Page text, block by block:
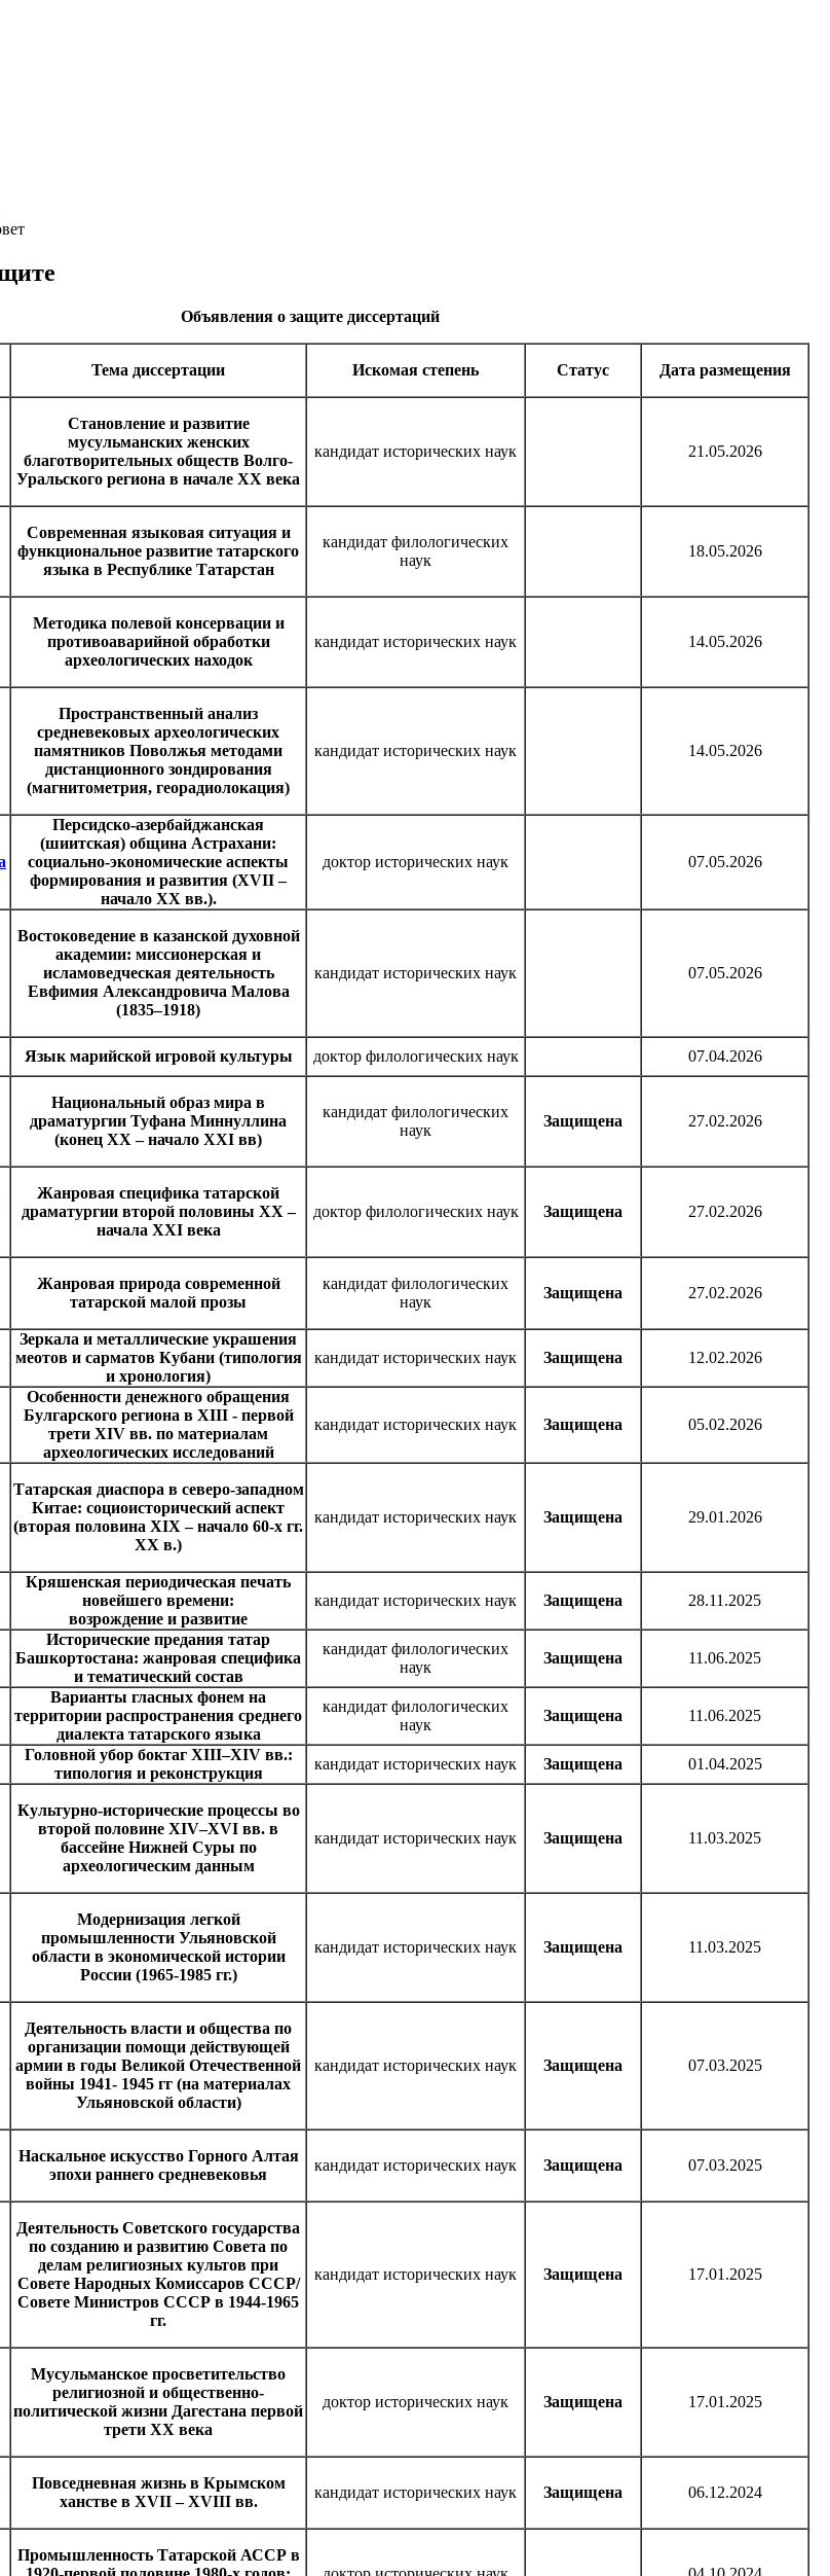
Объявления о защите диссертаций
Тема диссертации Искомая степень Статус Дата размещения
Становление и развитие
мусульманских женских
благотворительных обществ Волго-
Уральского региона в начале ХХ века
кандидат исторических наук 21.05.2026
Современная языковая ситуация и
функциональное развитие татарского
языка в Республике Татарстан
кандидат филологических
наук
18.05.2026
Методика полевой консервации и
противоаварийной обработки
археологических находок
кандидат исторических наук 14.05.2026
Пространственный анализ
средневековых археологических
памятников Поволжья методами
дистанционного зондирования
(магнитометрия, георадиолокация)
кандидат исторических наук 14.05.2026
Персидско-азербайджанская
(шиитская) община Астрахани:
социально-экономические аспекты
формирования и развития (XVII –
начало ХХ вв.).
доктор исторических наук 07.05.2026
Востоковедение в казанской духовной
академии: миссионерская и
исламоведческая деятельность
Евфимия Александровича Малова
(1835–1918)
кандидат исторических наук 07.05.2026
Язык марийской игровой культуры доктор филологических наук 07.04.2026
Национальный образ мира в
драматургии Туфана Миннуллина
(конец ХХ – начало XXI вв)
кандидат филологических
наук
Защищена 27.02.2026
Жанровая специфика татарской
драматургии второй половины ХХ –
начала ХХI века
доктор филологических наук Защищена 27.02.2026
Жанровая природа современной
татарской малой прозы
кандидат филологических
наук
Защищена 27.02.2026
Зеркала и металлические украшения
меотов и сарматов Кубани (типология
и хронология)
кандидат исторических наук Защищена 12.02.2026
Особенности денежного обращения
Булгарского региона в XIII - первой
трети XIV вв. по материалам
археологических исследований
кандидат исторических наук Защищена 05.02.2026
Татарская диаспора в северо-западном
Китае: социоисторический аспект
(вторая половина XIX – начало 60-х гг.
XX в.)
кандидат исторических наук Защищена 29.01.2026
Кряшенская периодическая печать
новейшего времени:
возрождение и развитие
кандидат исторических наук Защищена 28.11.2025
Исторические предания татар
Башкортостана: жанровая специфика
и тематический состав
кандидат филологических
наук
Защищена 11.06.2025
Варианты гласных фонем на
территории распространения среднего
диалекта татарского языка
кандидат филологических
наук
Защищена 11.06.2025
Головной убор боктаг XIII–XIV вв.:
типология и реконструкция
кандидат исторических наук Защищена 01.04.2025
Культурно-исторические процессы во
второй половине XIV–XVI вв. в
бассейне Нижней Суры по
археологическим данным
кандидат исторических наук Защищена 11.03.2025
Модернизация легкой
промышленности Ульяновской
области в экономической истории
России (1965-1985 гг.)
кандидат исторических наук Защищена 11.03.2025
Деятельность власти и общества по
организации помощи действующей
армии в годы Великой Отечественной
войны 1941- 1945 гг (на материалах
Ульяновской области)
кандидат исторических наук Защищена 07.03.2025
Наскальное искусство Горного Алтая
эпохи раннего средневековья
кандидат исторических наук Защищена 07.03.2025
Деятельность Советского государства
по созданию и развитию Совета по
делам религиозных культов при
Совете Народных Комиссаров СССР/
Совете Министров СССР в 1944-1965
гг.
кандидат исторических наук Защищена 17.01.2025
Мусульманское просветительство
религиозной и общественно-
политической жизни Дагестана первой
трети ХХ века
доктор исторических наук Защищена 17.01.2025
Повседневная жизнь в Крымском
ханстве в XVII – XVIII вв.
кандидат исторических наук Защищена 06.12.2024
Промышленность Татарской АССР в